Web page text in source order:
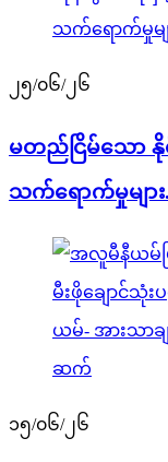
၂၅/၀၆/၂၆
မတည်ငြိမ်သော
သက်ရောက်မှုများ
၁၅/၀၆/၂၆